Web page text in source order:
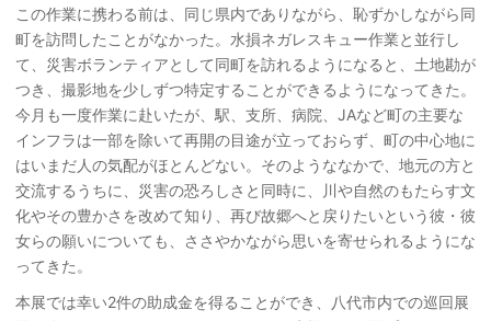
この作業に携わる前は、同じ県内でありながら、恥ずかしながら同
町を訪問したことがなかった。水損ネガレスキュー作業と並行し
て、災害ボランティアとして同町を訪れるようになると、土地勘が
つき、撮影地を少しずつ特定することができるようになってきた。
今月も一度作業に赴いたが、駅、支所、病院、JAなど町の主要な
インフラは一部を除いて再開の目途が立っておらず、町の中心地に
はいまだ人の気配がほとんどない。そのようななかで、地元の方と
交流するうちに、災害の恐ろしさと同時に、川や自然のもたらす文
化やその豊かさを改めて知り、再び故郷へと戻りたいという彼・彼
女らの願いについても、ささやかながら思いを寄せられるようにな
ってきた。
本展では幸い2件の助成金を得ることができ、八代市内での巡回展